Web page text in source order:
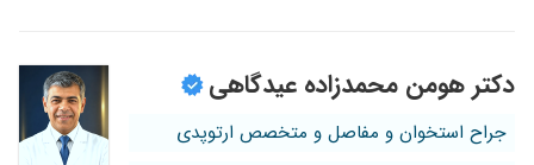
دکتر هومن محمدزاده عیدگاهی
جراح استخوان و مفاصل و متخصص ارتوپدی